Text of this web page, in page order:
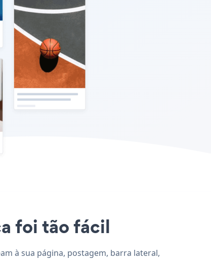
foi tão fácil
à sua página, postagem, barra lateral,